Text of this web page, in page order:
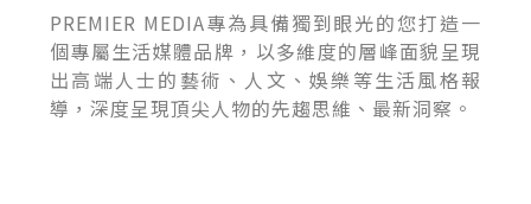
PREMIER MEDIA專為具備獨到眼光的您打造一
個專屬生活媒體品牌，以多維度的層峰面貌呈現
出高端人士的藝術、人文、娛樂等生活風格報
導，深度呈現頂尖人物的先趨思維、最新洞察。